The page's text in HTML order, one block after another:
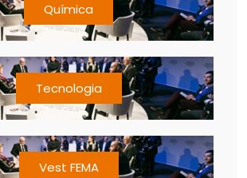
Química
Tecnologia
Vest FEMA